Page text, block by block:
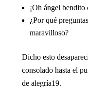
¡Oh ángel
¿Por qué
maravilloso?
Dicho esto
consolado hasta el
de alegría19.